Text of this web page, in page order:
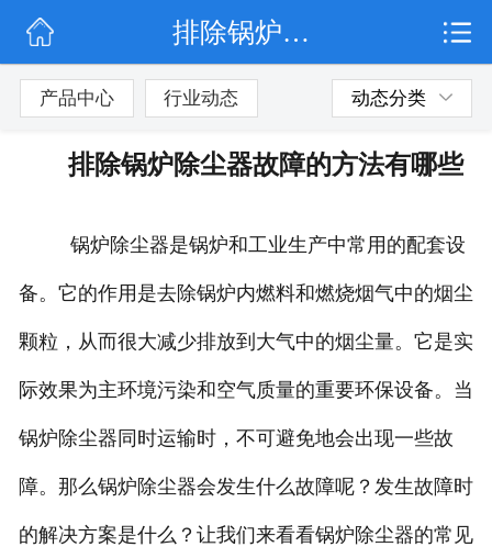
公司简介
联系我们
排除锅炉除尘器故障的方法有哪些
产品中心 行业动态 动态分类
排除锅炉除尘器故障的方法有哪些
锅炉除尘器是锅炉和工业生产中常用的配套设
备。它的作用是去除锅炉内燃料和燃烧烟气中的烟尘
颗粒，从而很大减少排放到大气中的烟尘量。它是实
际效果为主环境污染和空气质量的重要环保设备。当
锅炉除尘器同时运输时，不可避免地会出现一些故
障。那么锅炉除尘器会发生什么故障呢？发生故障时
的解决方案是什么？让我们来看看锅炉除尘器的常见